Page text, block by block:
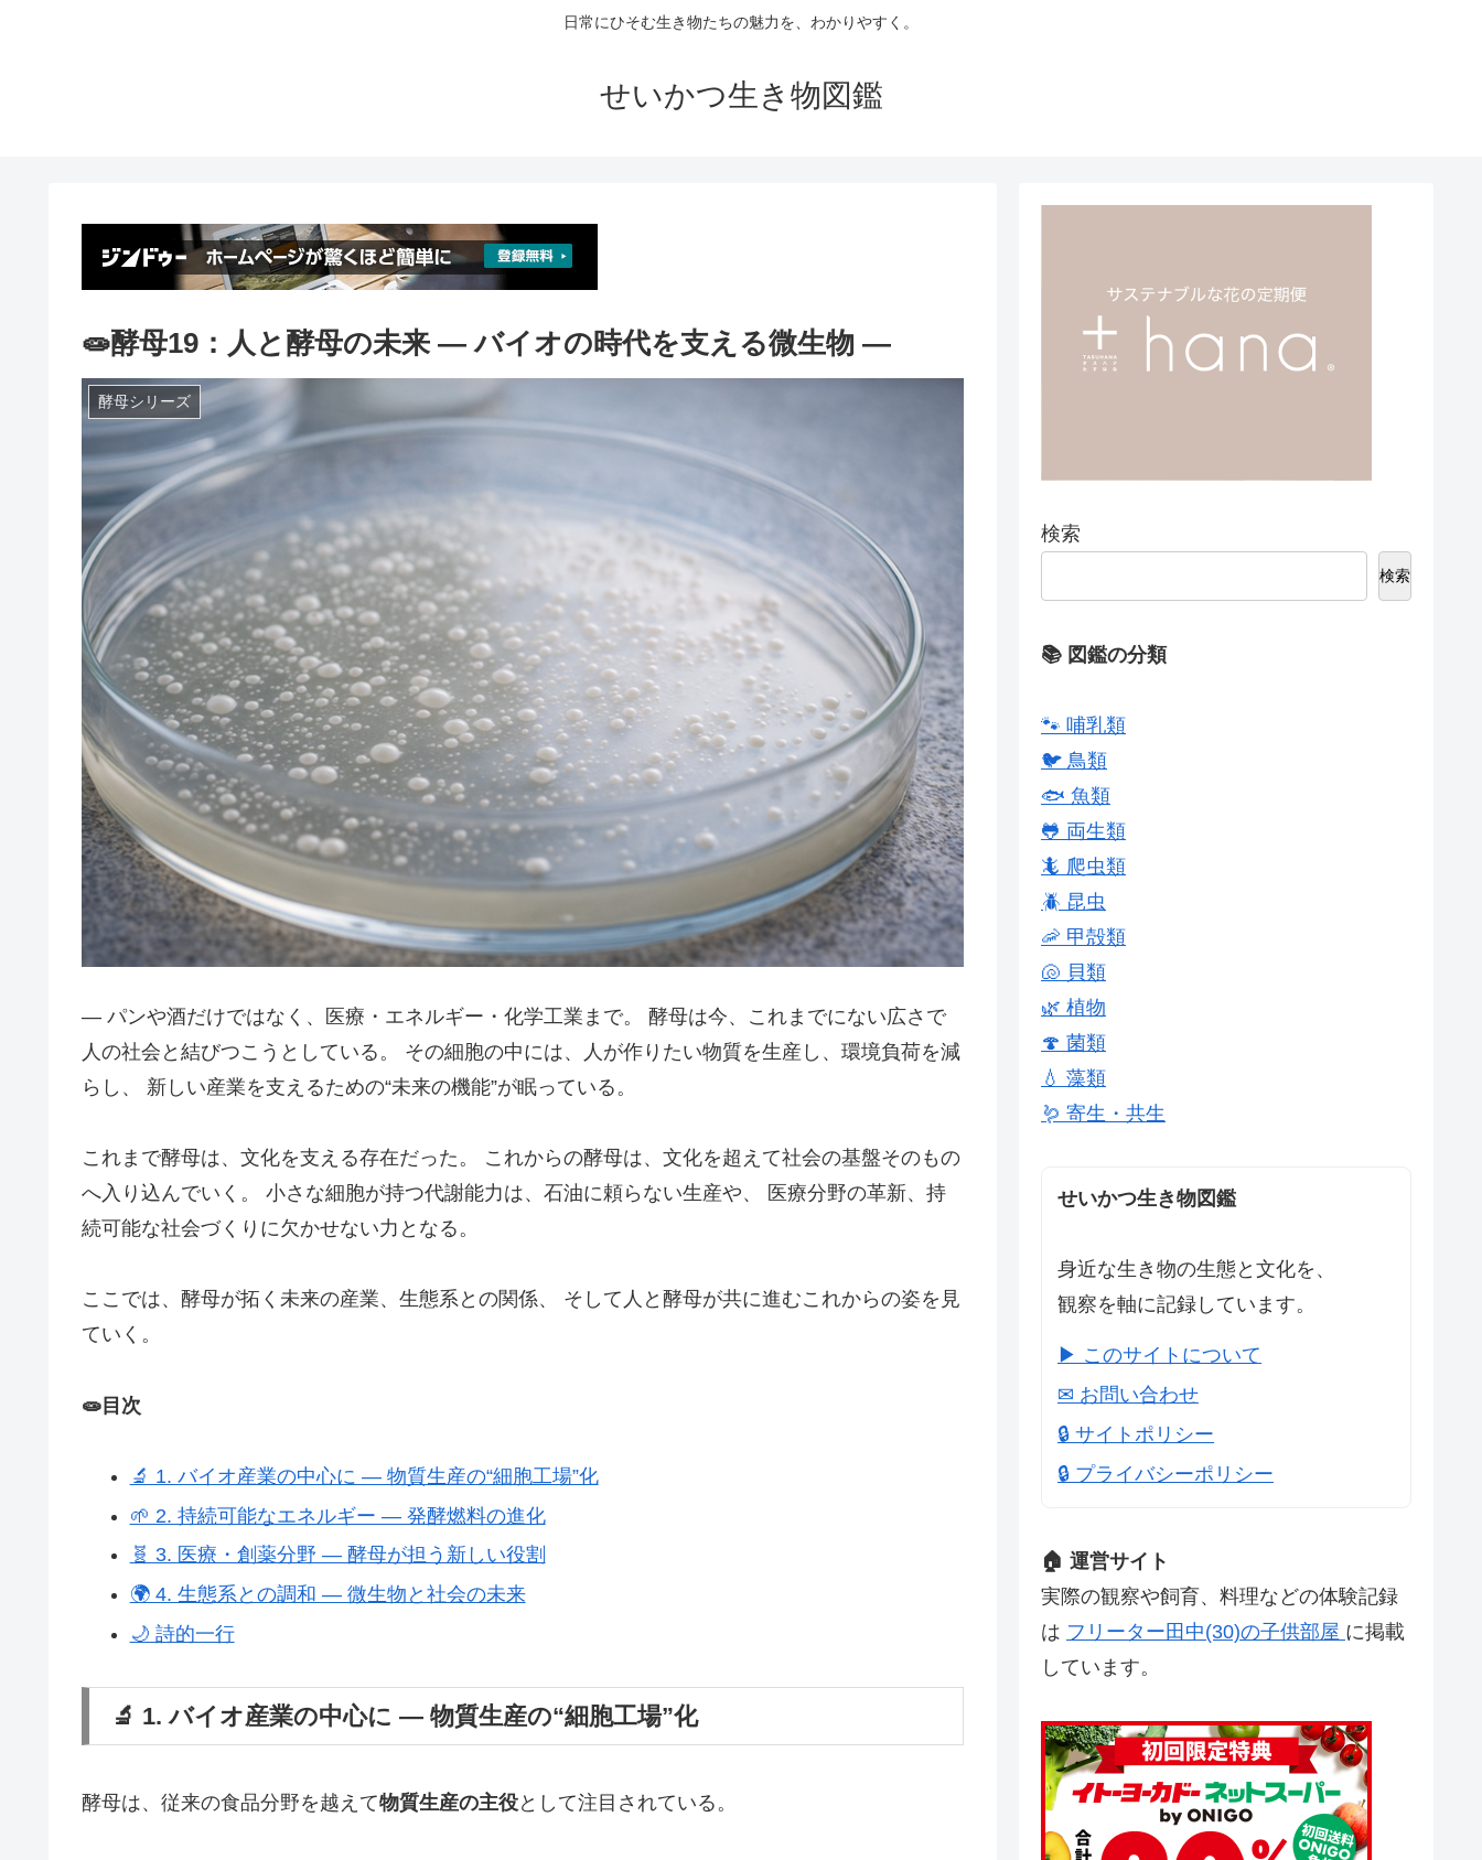
日常にひそむ生き物たちの魅力を、わかりやすく。
せいかつ生き物図鑑
🧫酵母19：人と酵母の未来 ― バイオの時代を支える微生物 ―
酵母シリーズ
― パンや酒だけではなく、医療・エネルギー・化学工業まで。 酵母は今、これまでにない広さで
人の社会と結びつこうとしている。 その細胞の中には、人が作りたい物質を生産し、環境負荷を減
らし、 新しい産業を支えるための“未来の機能”が眠っている。
これまで酵母は、文化を支える存在だった。 これからの酵母は、文化を超えて社会の基盤そのもの
へ入り込んでいく。 小さな細胞が持つ代謝能力は、石油に頼らない生産や、 医療分野の革新、持
続可能な社会づくりに欠かせない力となる。
ここでは、酵母が拓く未来の産業、生態系との関係、 そして人と酵母が共に進むこれからの姿を見
ていく。
🧫目次
🔬 1. バイオ産業の中心に ― 物質生産の“細胞工場”化
🌱 2. 持続可能なエネルギー ― 発酵燃料の進化
🧬 3. 医療・創薬分野 ― 酵母が担う新しい役割
🌍 4. 生態系との調和 ― 微生物と社会の未来
🌙 詩的一行
🔬 1. バイオ産業の中心に ― 物質生産の“細胞工場”化
酵母は、従来の食品分野を越えて物質生産の主役として注目されている。
検索
検索
📚 図鑑の分類
🐾 哺乳類
🐦 鳥類
🐟 魚類
🐸 両生類
🦎 爬虫類
🪲 昆虫
🦐 甲殻類
🐚 貝類
🌿 植物
🍄 菌類
💧 藻類
🪱 寄生・共生
せいかつ生き物図鑑
身近な生き物の生態と文化を、
観察を軸に記録しています。
▶ このサイトについて
✉ お問い合わせ
🔒 サイトポリシー
🔒 プライバシーポリシー
🏠 運営サイト
実際の観察や飼育、料理などの体験記録
は フリーター田中(30)の子供部屋 に掲載
しています。